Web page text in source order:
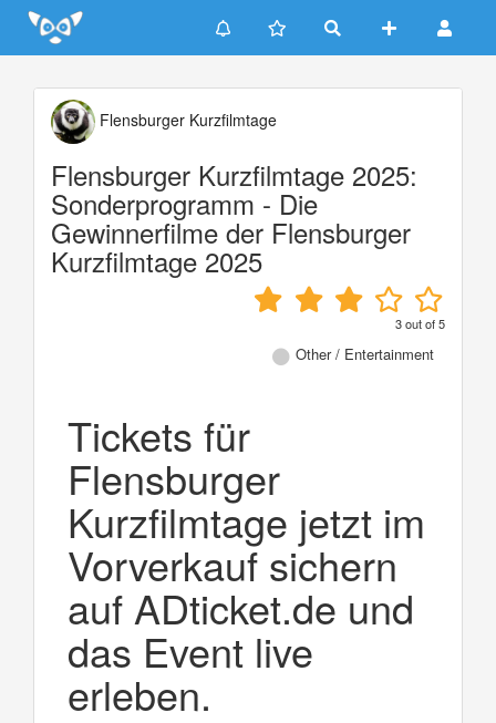
Update cookies preferences
Flensburger Kurzfilmtage
Flensburger Kurzfilmtage 2025:
Sonderprogramm - Die
Gewinnerfilme der Flensburger
Kurzfilmtage 2025
3out of5
Other / Entertainment
Tickets für
Flensburger
Kurzfilmtage jetzt im
Vorverkauf sichern
auf ADticket.de und
das Event live
erleben.